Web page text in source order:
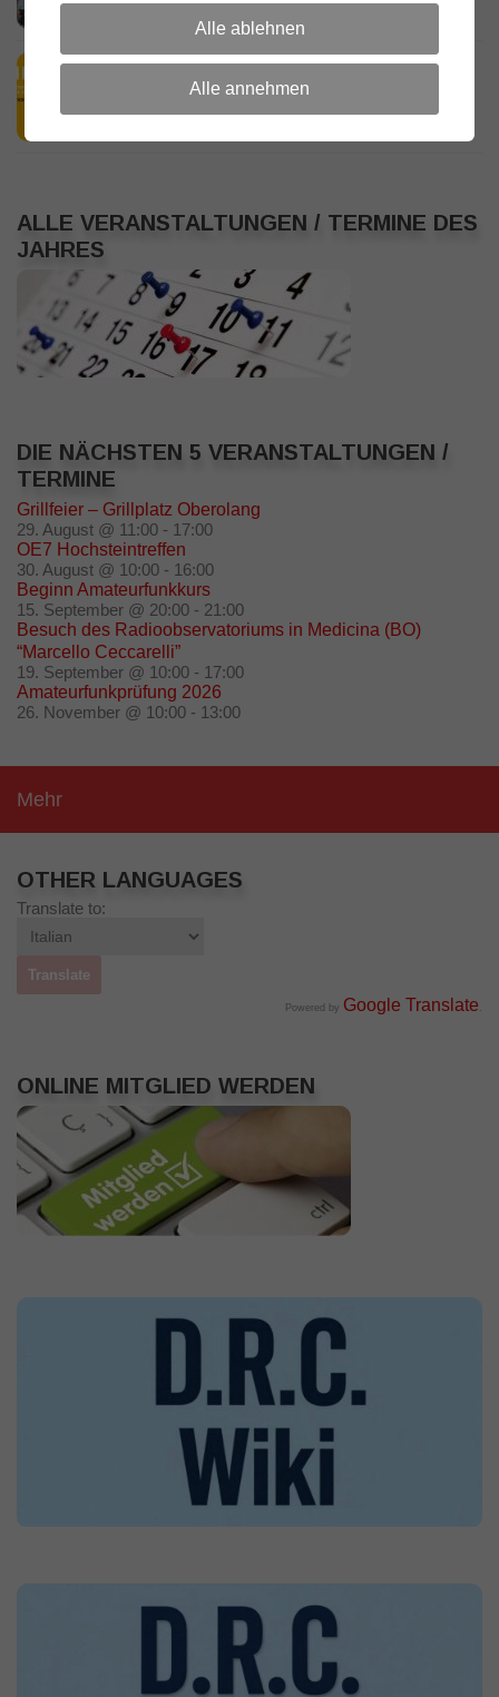
HamRadio Friedrichshafen 2026
11. JULI 2026
ALLE VERANSTALTUNGEN / TERMINE DES
JAHRES
DIE NÄCHSTEN 5 VERANSTALTUNGEN /
TERMINE
Grillfeier – Grillplatz Oberolang
29. August @ 11:00 - 17:00
OE7 Hochsteintreffen
30. August @ 10:00 - 16:00
Beginn Amateurfunkkurs
15. September @ 20:00 - 21:00
Besuch des Radioobservatoriums in Medicina (BO)
“Marcello Ceccarelli”
19. September @ 10:00 - 17:00
Amateurfunkprüfung 2026
26. November @ 10:00 - 13:00
Mehr
OTHER LANGUAGES
Translate to:
Powered by Google Translate .
ONLINE MITGLIED WERDEN
Alle ablehnen
Alle annehmen